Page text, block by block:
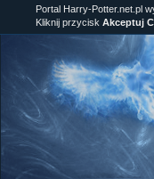
Portal Harry-Potter.net.pl
Kliknij przycisk Akceptuj